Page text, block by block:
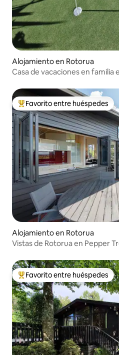
Alojamiento en Rotorua
Casa de vacaciones en familia
Favorito entre los huéspedes
Favorito entre huéspedes
Alojamiento en Rotorua
Vistas de Rotorua en Pepper
Favorito entre los huéspedes
Favorito entre huéspedes